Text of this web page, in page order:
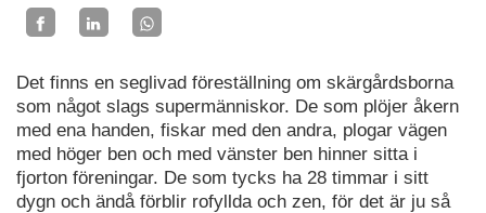
Det finns en seglivad föreställning om skärgårdsborna
som något slags supermänniskor. De som plöjer åkern
med ena handen, fiskar med den andra, plogar vägen
med höger ben och med vänster ben hinner sitta i
fjorton föreningar. De som tycks ha 28 timmar i sitt
dygn och ändå förblir rofyllda och zen, för det är ju så